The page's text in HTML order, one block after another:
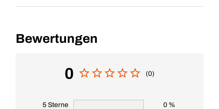
Bewertungen
0 (0)
5 Sterne 0 %